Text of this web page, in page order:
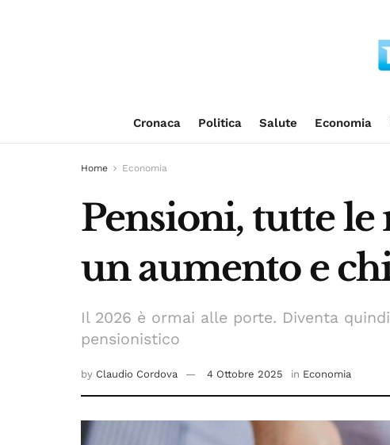
Cronaca Politica Salute Economia
Home Economia
Pensioni, tutte
un aumento e
Il 2026 è ormai alle porte. Diventa
pensionistico
by Claudio Cordova 4 Ottobre 2025 in Economia